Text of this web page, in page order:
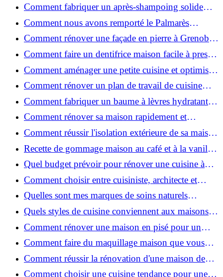
rénovation ?
Comment fabriquer un après-shampoing solide
naturel pour cheveux ?
Comment nous avons remporté le Palmarès
(Ré)HABITER 2025 : les coulisses du projet primé
?
Comment rénover une façade en pierre à Grenoble
: techniques, coûts et conseils
Comment faire un dentifrice maison facile à presser
?
Comment aménager une petite cuisine et optimiser
chaque centimètre carré ?
Comment rénover un plan de travail de cuisine
facilement : guide étape par étape
Comment fabriquer un baume à lèvres hydratant et
naturel au suif ?
Comment rénover sa maison rapidement et
efficacement ?
Comment réussir l'isolation extérieure de sa maison
pour une rénovation performante et durable ?
Recette de gommage maison au café et à la vanille
pour une peau douce
Quel budget prévoir pour rénover une cuisine à
Voiron en 2026 : coûts et aides locales ?
Comment choisir entre cuisiniste, architecte et
contractant général à Voiron ?
Quelles sont mes marques de soins naturels
préférées ?
Quels styles de cuisine conviennent aux maisons et
appartements du Voironnais ?
Comment rénover une maison en pisé pour un
habitat sain et performant ?
Comment faire du maquillage maison que vous
utiliserez vraiment ?
Comment réussir la rénovation d'une maison de
ville en 2026 ?
Comment choisir une cuisine tendance pour une